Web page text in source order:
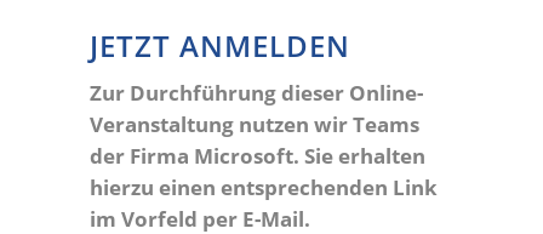
JETZT ANMELDEN
Zur Durchführung dieser Online-
Veranstaltung nutzen wir Teams
der Firma Microsoft. Sie erhalten
hierzu einen entsprechenden Link
im Vorfeld per E-Mail.